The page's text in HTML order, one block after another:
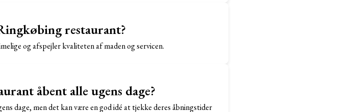
restaurant?
og afspejler kvaliteten af maden og servicen.
åbent alle ugens dage?
dage, men det kan være en god idé at tjekke deres åbningstider